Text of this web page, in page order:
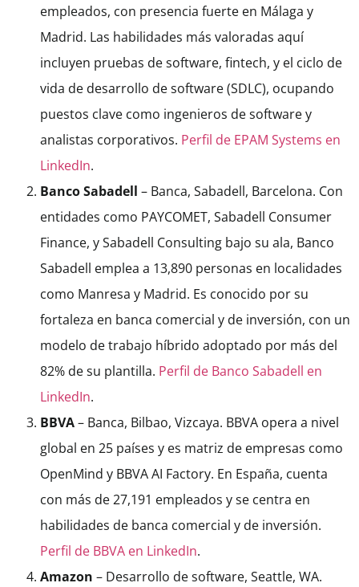
empleados, con presencia fuerte en Málaga y
Madrid. Las habilidades más valoradas aquí
incluyen pruebas de software, fintech, y el ciclo de
vida de desarrollo de software (SDLC), ocupando
puestos clave como ingenieros de software y
analistas corporativos. Perfil de EPAM Systems en
LinkedIn.
Banco Sabadell – Banca, Sabadell, Barcelona. Con
entidades como PAYCOMET, Sabadell Consumer
Finance, y Sabadell Consulting bajo su ala, Banco
Sabadell emplea a 13,890 personas en localidades
como Manresa y Madrid. Es conocido por su
fortaleza en banca comercial y de inversión, con un
modelo de trabajo híbrido adoptado por más del
82% de su plantilla. Perfil de Banco Sabadell en
LinkedIn.
BBVA– Banca, Bilbao, Vizcaya. BBVA opera a nivel
global en 25 países y es matriz de empresas como
OpenMind y BBVA AI Factory. En España, cuenta
con más de 27,191 empleados y se centra en
habilidades de banca comercial y de inversión.
Perfil de BBVA en LinkedIn.
Amazon – Desarrollo de software, Seattle, WA.